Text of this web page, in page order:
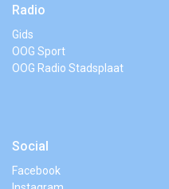
Radio
Gids
OOG Sport
OOG Radio Stadsplaat
Social
Facebook